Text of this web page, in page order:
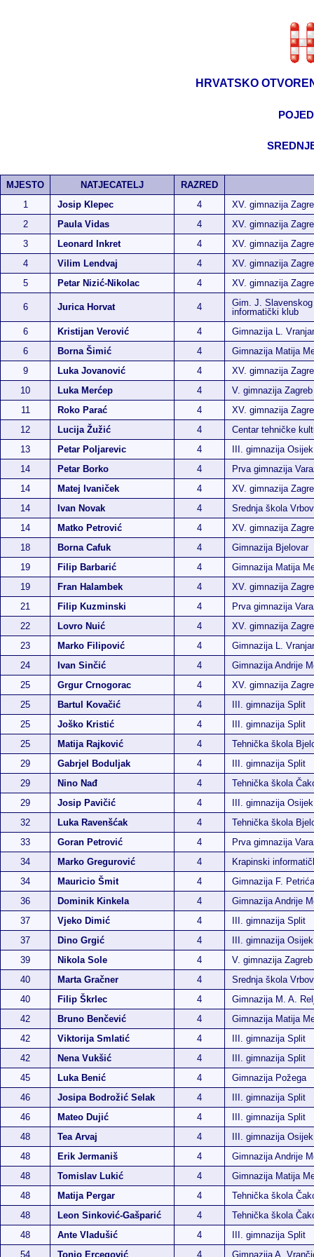
HRVATSKO
MJESTO NATJECATELJ
RAZRED
1
Josip Klepec 4
XV. gimnazija
2
Paula Vidas 4
XV. gimnazija
3
Leonard Inkret 4
XV. gimnazija
4
Vilim Lendvaj 4
XV. gimnazija
5
Petar Nizić-Nikolac 4 XV. gimnazija
6 Jurica Horvat 4
Gim. J.
informatički klub
6
Kristijan Verović 4
Gimnazija L.
6
Borna Šimić 4
Gimnazija Matija
9
Luka Jovanović 4
XV. gimnazija
10
Luka Merćep 4
V. gimnazija Zagreb
11
Roko Parać 4
XV. gimnazija
12
Lucija Žužić 4
Centar tehničke
13
Petar Poljarevic 4
III. gimnazija Osijek
14
Petar Borko 4
Prva gimnazija
14
Matej Ivaniček 4
XV. gimnazija
14
Ivan Novak 4
Srednja škola
14
Matko Petrović 4
XV. gimnazija
18
Borna Cafuk 4
Gimnazija Bjelovar
19
Filip Barbarić 4
Gimnazija Matija
19
Fran Halambek 4
XV. gimnazija
21
Filip Kuzminski 4
Prva gimnazija
22
Lovro Nuić 4
XV. gimnazija
23
Marko Filipović 4
Gimnazija L.
24
Ivan Sinčić 4
Gimnazija Andrije
25
Grgur Crnogorac 4
XV. gimnazija
25
Bartul Kovačić 4
III. gimnazija Split
25
Joško Kristić 4
III. gimnazija Split
25
Matija Rajković 4
Tehnička škola
29
Gabrjel Boduljak 4
III. gimnazija Split
29
Nino Nađ 4
Tehnička škola
29
Josip Pavičić 4
III. gimnazija Osijek
32
Luka Ravenšćak 4
Tehnička škola
33
Goran Petrović 4
Prva gimnazija
34
Marko Gregurović 4
Krapinski
34
Mauricio Šmit 4
Gimnazija F.
36
Dominik Kinkela 4
Gimnazija Andrije
37
Vjeko Dimić 4
III. gimnazija Split
37
Dino Grgić 4
III. gimnazija Osijek
39
Nikola Sole 4
V. gimnazija Zagreb
40
Marta Gračner 4
Srednja škola
40
Filip Škrlec 4
Gimnazija M. A.
42
Bruno Benčević 4
Gimnazija Matija
42
Viktorija Smlatić 4
III. gimnazija Split
42
Nena Vukšić 4
III. gimnazija Split
45
Luka Benić 4
Gimnazija Požega
46
Josipa Bodrožić Selak 4
III. gimnazija Split
46
Mateo Dujić 4
III. gimnazija Split
48
Tea Arvaj 4
III. gimnazija Osijek
48
Erik Jermaniš 4
Gimnazija Andrije
48
Tomislav Lukić 4
Gimnazija Matija
48
Matija Pergar 4
Tehnička škola
48
Leon Sinković-Gašparić 4
Tehnička škola
48
Ante Vladušić 4
III. gimnazija Split
54
Tonio Ercegović 4 Gimnazija A.